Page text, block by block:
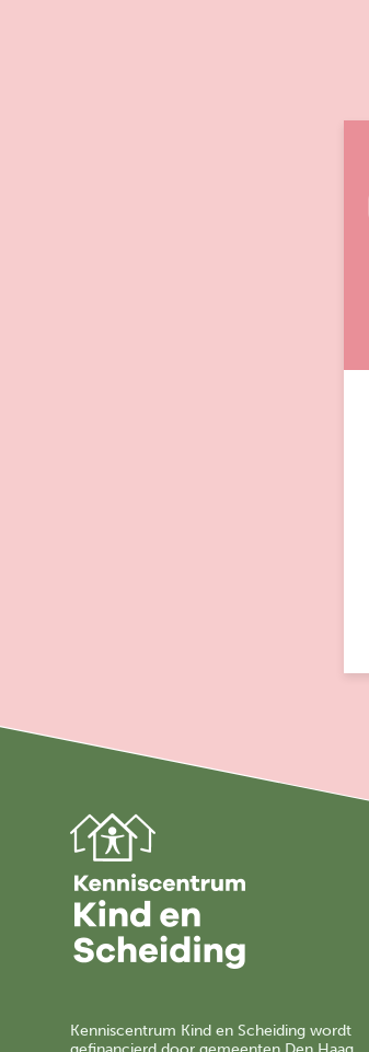
Kenniscentrum Kind en Scheiding wordt